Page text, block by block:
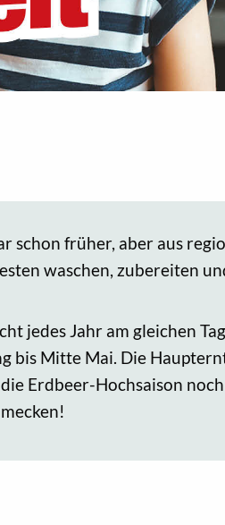
schon früher, aber aus
waschen, zubereiten
jedes Jahr am gleichen
bis Mitte Mai. Die
Erdbeer-Hochsaison